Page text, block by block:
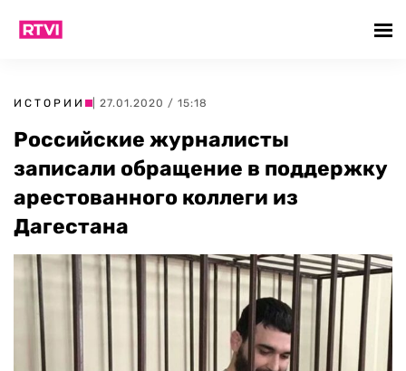
ИСТОРИИ | 27.01.2020 / 15:18
Российские журналисты
записали обращение в поддержку
арестованного коллеги из
Дагестана